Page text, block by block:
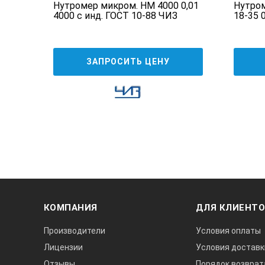
Нутромер микром. НМ 4000 0,01
4000 с инд. ГОСТ 10-88 ЧИЗ
ЗАПРОСИТЬ ЦЕНУ
18-35
КОМПАНИЯ
Производители
Лицензии
ДЛЯ
Условия оплаты
Условия